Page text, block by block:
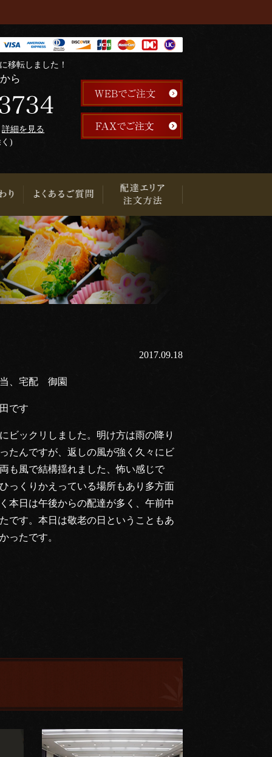
移転しました！
ら
詳細を見る
)
2017.09.18
、宅配 御園
です
ビックリしました。明け方は雨の降り
たんですが、返しの風が強く久々にビ
も風で結構揺れました、怖い感じで
っくりかえっている場所もあり多方面
本日は午後からの配達が多く、午前中
です。本日は敬老の日ということもあ
ったです。